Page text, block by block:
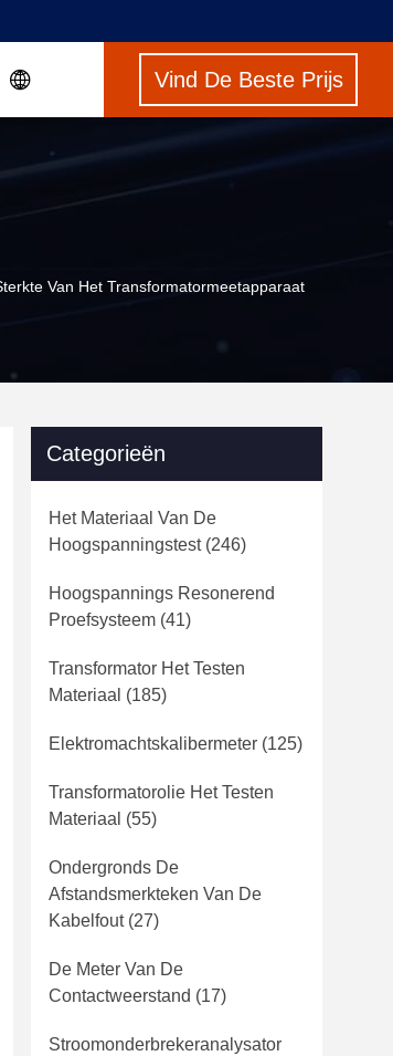
Vind De Beste Prijs
Van Het Transformatormeetapparaat
Categorieën
Het Materiaal Van De
Hoogspanningstest(246)
Hoogspannings Resonerend
Proefsysteem (41)
Transformator Het Testen
Materiaal (185)
Elektromachtskalibermeter (125)
Transformatorolie Het Testen
Materiaal (55)
Ondergronds De
Afstandsmerkteken Van De
Kabelfout(27)
De Meter Van De
Contactweerstand (17)
Stroomonderbrekeranalysator